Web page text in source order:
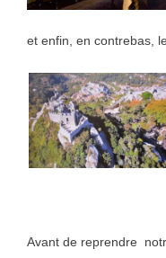
et enfin, en contrebas,
Avant de reprendre